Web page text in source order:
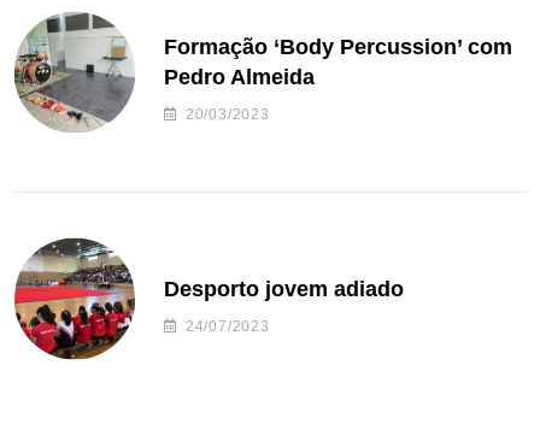
Formação ‘Body Percussion’ com
Pedro Almeida
20/03/2023
Desporto jovem adiado
24/07/2023